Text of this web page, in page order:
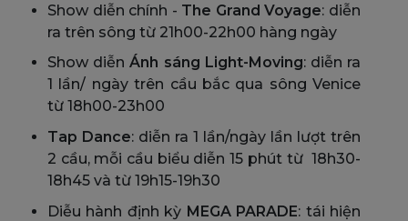
Show diễn chính - The Grand Voyage: diễn
ra trên sông từ 21h00-22h00 hàng ngày
Show diễnÁnh sáng Light-Moving: diễn ra
1 lần/ ngày trên cầu bắc qua sông Venice
từ 18h00-23h00
Tap Dance: diễn ra 1 lần/ngày lần lượt trên
2 cầu, mỗi cầu biểu diễn 15 phút từ 18h30-
18h45 và từ 19h15-19h30
Diễu hành định kỳ MEGA PARADE: tái hiện